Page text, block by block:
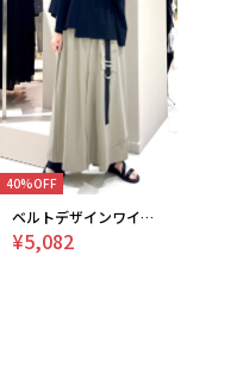
40%OFF
ベルトデザインワイドパンツ
¥5,082